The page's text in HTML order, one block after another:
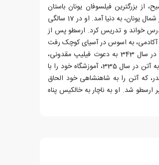
ی 322 قبل از میلاد مسیح، از بزرگترین فیلسوفان یونان باستان
بود.ارسطو در خانواده ای ثروتمند از اهالی استاگیرا، شهری در شمال یونان، به دنیا آمد. او در 17 سالگی
فرستاده شد و 20 سال در آن جا درس خواند و تدریس کرد. ارسطو پس از
گرفتن مدیریت آکادمی، به اسوس در آسیای کوچک رفت
و با پایتیاس، خواهرزاده ی فرمانروای وقت، ازدواج کرد. او در سال 343 به دعوت فیلیپ مقدونی،
آموزش اسکندر مقدونی را بر عهده گرفت پس از بازگشتش به آتن در سال 335، آموزشگاه خود را با
و پس از مرگ اسکندر، که آتن را به شاهنشاهی خود الحاق
شد. او به ناچار به خالکیس پناه